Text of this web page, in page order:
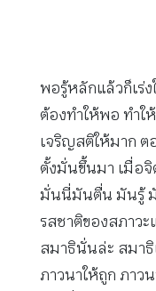
พอรู้หลักแล้วก็เร่
ต้องทำให้พอ ทำใ
เจริญสติให้มาก
ตั้งมั่นขึ้นมา เมื่อ
มั่นนี่มันตื่น มันรู้ มั
รสชาติของสภาว
สมาธินั่นล่ะ สมา
ภาวนาให้ถูก ภาว